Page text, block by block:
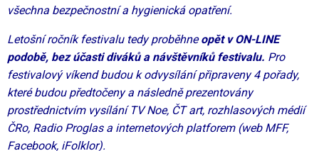
všechna bezpečnostní a hygienická opatření.
Letošní ročník festivalu tedy proběhneopět v ON-LINE
podobě, bez účasti diváků a návštěvníků festivalu. Pro
festivalový víkend budou k odvysílání připraveny 4 pořady,
které budou předtočeny a následně prezentovány
prostřednictvím vysílání TV Noe, ČT art, rozhlasových médií
ČRo, Radio Proglas a internetových platforem (web MFF,
Facebook, iFolklor).